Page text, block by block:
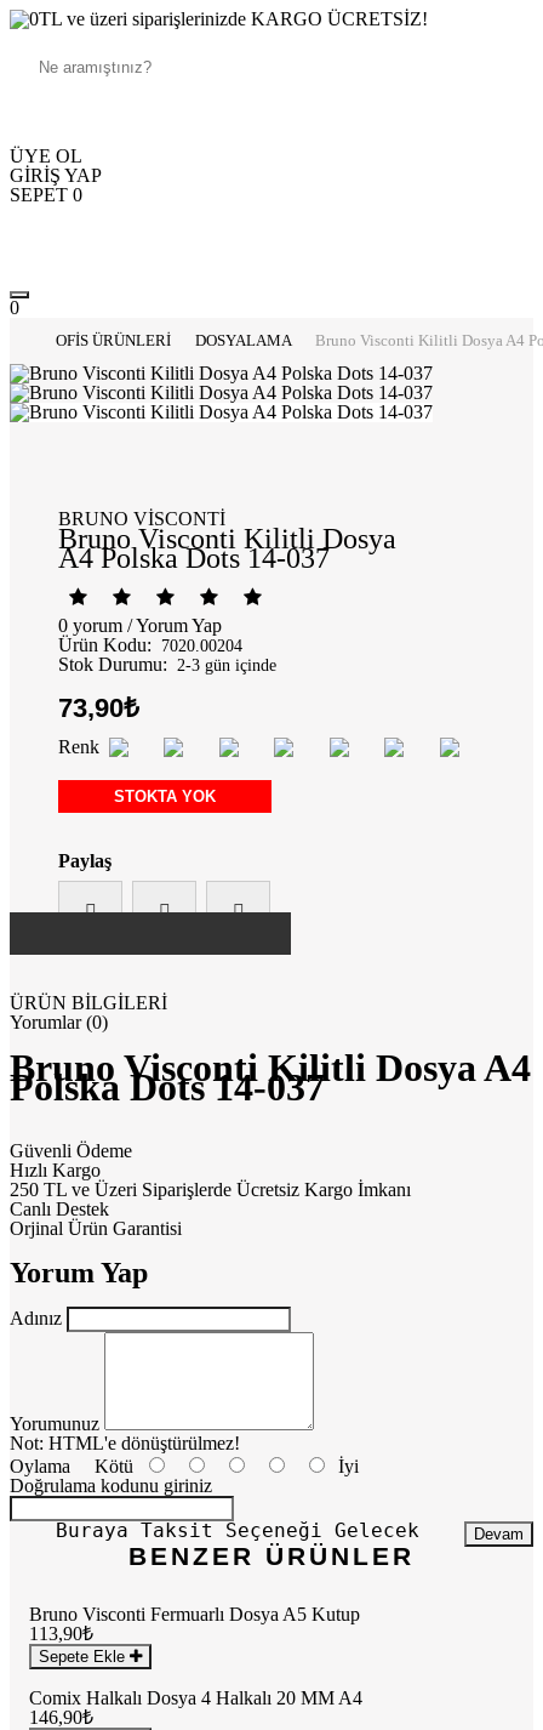
250TL ve üzeri siparişlerinizde KARGO ÜCRETSİZ!
ÜYE OL
GİRİŞ YAP
SEPET 0
0
OFİS ÜRÜNLERİ DOSYALAMA Bruno Visconti Kilitli Dosya A4
BRUNO VİSCONTİ
Bruno Visconti Kilitli Dosya
A4 Polska Dots 14-037
0 yorum /Yorum Yap
Ürün Kodu:
7020.00204
Stok Durumu: 2-3 gün içinde
73,90₺
Renk
STOKTA YOK
Paylaş
ÜRÜN BİLGİLERİ
Yorumlar (0)
Bruno Visconti Kilitli Dosya A4
Polska Dots 14-037
Güvenli Ödeme
Hızlı Kargo
250 TL ve Üzeri Siparişlerde Ücretsiz Kargo İmkanı
Canlı Destek
Orjinal Ürün Garantisi
Yorum Yap
Adınız
Yorumunuz
Not: HTML'e dönüştürülmez!
Oylama Kötü
İyi
Doğrulama kodunu giriniz
Devam
Buraya Taksit Seçeneği Gelecek
BENZER ÜRÜNLER
Bruno Visconti Fermuarlı Dosya A5 Kutup
113,90₺
Sepete Ekle
Comix Halkalı Dosya 4 Halkalı 20 MM A4
146,90₺